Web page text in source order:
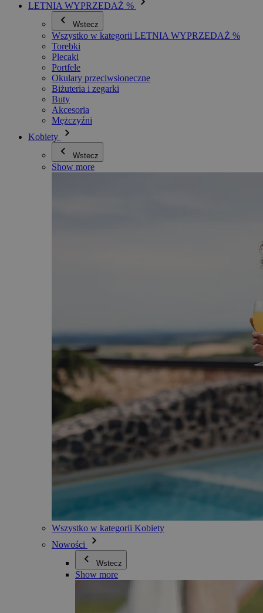
LETNIA WYPRZEDAŻ %
Wstecz
Wszystko w kategorii LETNIA WYPRZEDAŻ %
Torebki
Plecaki
Portfele
Okulary przeciwsłoneczne
Biżuteria i zegarki
Buty
Akcesoria
Mężczyźni
Kobiety
Wstecz
Show more
Wszystko w kategorii Kobiety
Nowości
Wstecz
Show more